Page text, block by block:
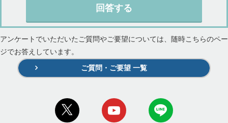
回答する
アンケートでいただいたご質問やご要望については、随時こちらのペー
ジでお答えしています。
ご質問・ご要望 一覧